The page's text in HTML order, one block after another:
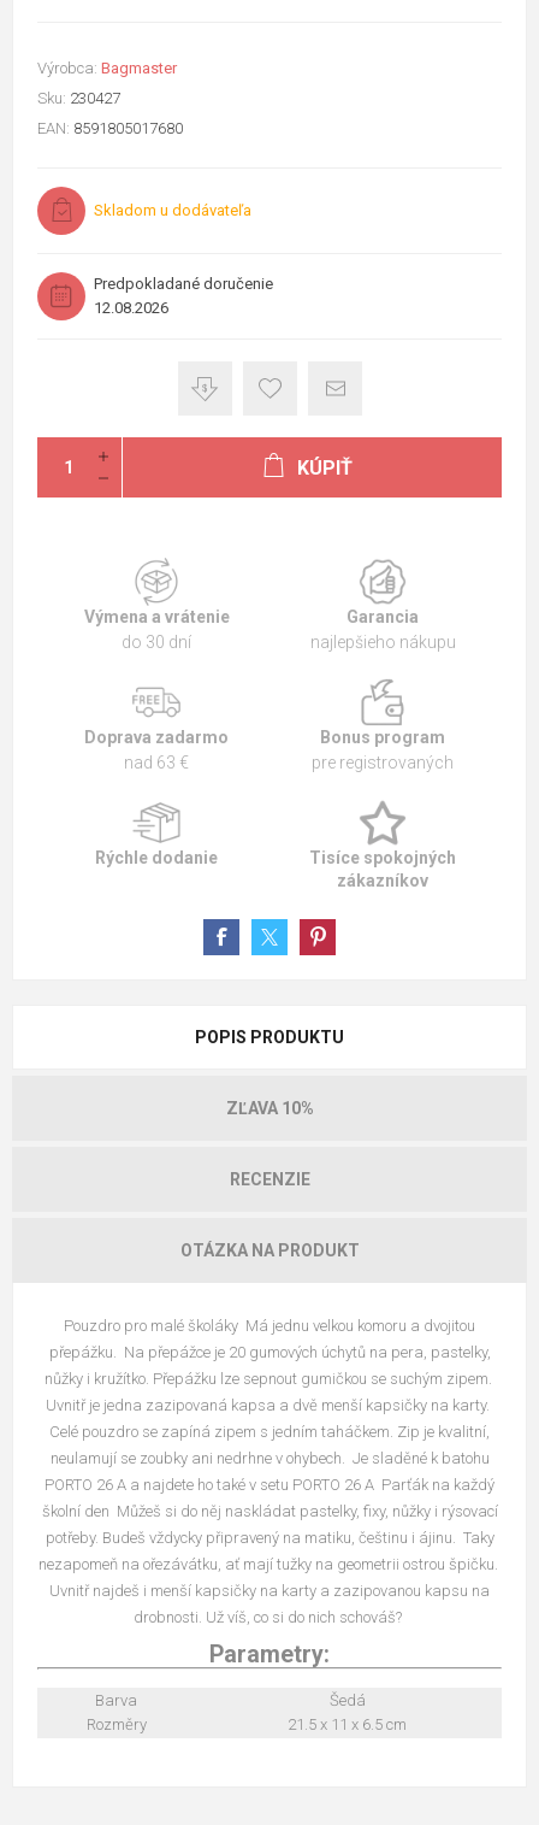
Výrobca: Bagmaster
Sku: 230427
EAN: 8591805017680
Skladom u dodávateľa
Predpokladané doručenie
12.08.2026
KÚPIŤ
Výmena a vrátenie
do 30 dní
Garancia
najlepšieho nákupu
Doprava zadarmo
nad 63 €
Bonus program
pre registrovaných
Rýchle dodanie
Tisíce spokojných
zákazníkov
POPIS PRODUKTU
ZĽAVA 10%
RECENZIE
OTÁZKA NA PRODUKT
Pouzdro pro malé školáky Má jednu velkou komoru a dvojitou
přepážku. Na přepážce je 20 gumových úchytů na pera, pastelky,
nůžky i kružítko. Přepážku lze sepnout gumičkou se suchým zipem.
Uvnitř je jedna zazipovaná kapsa a dvě menší kapsičky na karty.
Celé pouzdro se zapíná zipem s jedním taháčkem. Zip je kvalitní,
neulamují se zoubky ani nedrhne v ohybech. Je sladěné k batohu
PORTO 26 A a najdete ho také v setu PORTO 26 A Parťák na každý
školní den Můžeš si do něj naskládat pastelky, fixy, nůžky i rýsovací
potřeby. Budeš vždycky připravený na matiku, češtinu i ájinu. Taky
nezapomeň na ořezávátku, ať mají tužky na geometrii ostrou špičku.
Uvnitř najdeš i menší kapsičky na karty a zazipovanou kapsu na
drobnosti. Už víš, co si do nich schováš?
Parametry:
Barva
Šedá
Rozměry
21.5 x 11 x 6.5 cm